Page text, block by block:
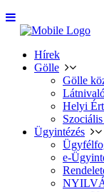
Hírek
Gölle
Gölle
Helyi
Ügyintézés
e-